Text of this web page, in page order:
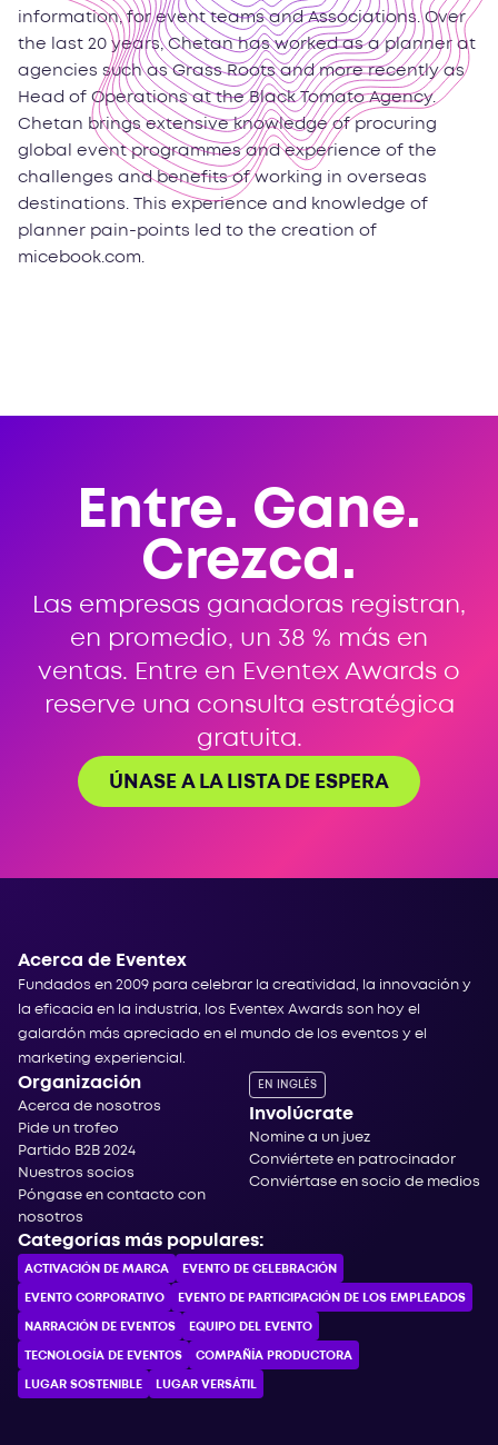
information, for event teams and Associations. Over
the last 20 years, Chetan has worked as a planner at
agencies such as Grass Roots and more recently as
Head of Operations at the Black Tomato Agency.
Chetan brings extensive knowledge of procuring
global event programmes and experience of the
challenges and benefits of working in overseas
destinations. This experience and knowledge of
planner pain-points led to the creation of
micebook.com.
Entre. Gane.
Crezca.
Las empresas ganadoras registran,
en promedio, un 38 % más en
ventas. Entre en Eventex Awards o
reserve una consulta estratégica
gratuita.
ÚNASE A LA LISTA DE ESPERA
Acerca de Eventex
Fundados en 2009 para celebrar la creatividad, la innovación y
la eficacia en la industria, los Eventex Awards son hoy el
galardón más apreciado en el mundo de los eventos y el
marketing experiencial.
Organización
Acerca de nosotros
Pide un trofeo
Partido B2B 2024
Nuestros socios
Póngase en contacto con
nosotros
EN INGLÉS
Involúcrate
Nomine a un juez
Conviértete en patrocinador
Conviértase en socio de medios
Categorías más populares:
ACTIVACIÓN DE MARCA EVENTO DE CELEBRACIÓN
EVENTO CORPORATIVO EVENTO DE PARTICIPACIÓN DE LOS EMPLEADOS
NARRACIÓN DE EVENTOS EQUIPO DEL EVENTO
TECNOLOGÍA DE EVENTOS COMPAÑÍA PRODUCTORA
LUGAR SOSTENIBLE LUGAR VERSÁTIL